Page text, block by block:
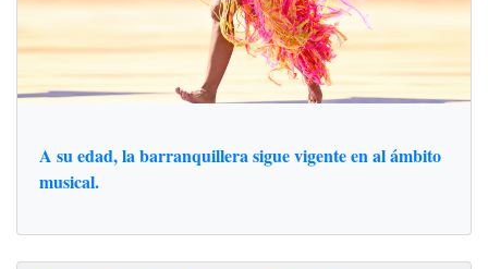
A su edad, la barranquillera sigue vigente en al ámbito
musical.